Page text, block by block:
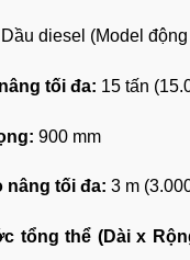
Dầu diesel (Model
tối đa: 15 tấn
900 mm
nâng tối đa: 3 m
tổng thể (Dài x